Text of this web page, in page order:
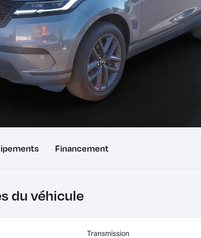
Financement
du véhicule
Transmission